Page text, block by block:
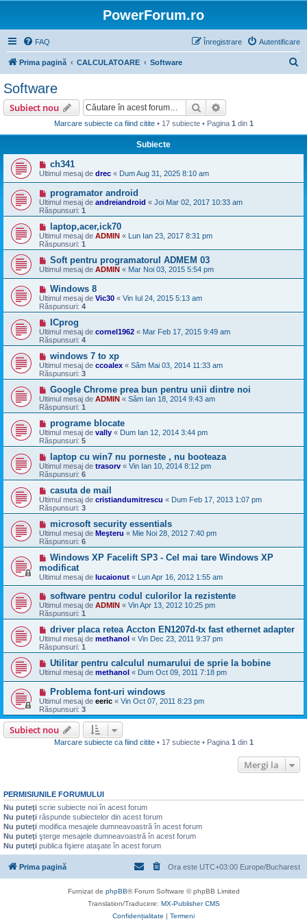
PowerForum.ro
FAQ Autentificare
Înregistrare
Prima pagină CALCULATOARE Software
Software
Subiect nou Căutare
Marcare subiecte ca fiind citite• 17 subiecte • Pagina 1 din 1
Subiecte
ch341
Ultimul mesaj de drec « Dum Aug 31, 2025 8:10 am
programator android
Ultimul mesaj de andreiandroid « Joi Mar 02, 2017 10:33 am
Răspunsuri: 1
laptop,acer,ick70
Ultimul mesaj de ADMIN « Lun Ian 23, 2017 8:31 pm
Răspunsuri: 1
Soft pentru programatorul ADMEM 03
Ultimul mesaj de ADMIN « Mar Noi 03, 2015 5:54 pm
Windows 8
Ultimul mesaj de Vic30 « Vin Iul 24, 2015 5:13 am
Răspunsuri: 4
ICprog
Ultimul mesaj de cornel1962 « Mar Feb 17, 2015 9:49 am
Răspunsuri: 4
windows 7 to xp
Ultimul mesaj de ccoalex « Sâm Mai 03, 2014 11:33 am
Răspunsuri: 3
Google Chrome prea bun pentru unii dintre noi
Ultimul mesaj de ADMIN « Sâm Ian 18, 2014 9:43 am
Răspunsuri: 1
programe blocate
Ultimul mesaj de vally « Dum Ian 12, 2014 3:44 pm
Răspunsuri: 5
laptop cu win7 nu porneste , nu booteaza
Ultimul mesaj de trasorv « Vin Ian 10, 2014 8:12 pm
Răspunsuri: 6
casuta de mail
Ultimul mesaj de cristiandumitrescu « Dum Feb 17, 2013 1:07 pm
Răspunsuri: 3
microsoft security essentials
Ultimul mesaj de Meşteru « Mie Noi 28, 2012 7:40 pm
Răspunsuri: 6
Windows XP Facelift SP3 - Cel mai tare Windows XP
modificat
Ultimul mesaj de lucaionut « Lun Apr 16, 2012 1:55 am
software pentru codul culorilor la rezistente
Ultimul mesaj de ADMIN « Vin Apr 13, 2012 10:25 pm
Răspunsuri: 1
driver placa retea Accton EN1207d-tx fast ethernet adapter
Ultimul mesaj de methanol « Vin Dec 23, 2011 9:37 pm
Răspunsuri: 1
Utilitar pentru calculul numarului de sprie la bobine
Ultimul mesaj de methanol « Dum Oct 09, 2011 7:18 pm
Problema font-uri windows
Ultimul mesaj de eeric « Vin Oct 07, 2011 8:23 pm
Răspunsuri: 3
Subiect nou
Marcare subiecte ca fiind citite• 17 subiecte • Pagina 1 din 1
Mergi la
PERMISIUNILE FORUMULUI
Nu puteţi scrie subiecte noi în acest forum
Nu puteţi răspunde subiectelor din acest forum
Nu puteţi modifica mesajele dumneavoastră în acest forum
Nu puteţi şterge mesajele dumneavoastră în acest forum
Nu puteţi publica fişiere ataşate în acest forum
Prima pagină Ora este UTC+03:00 Europe/Bucharest
Furnizat de phpBB® Forum Software © phpBB Limited
Translation/Traducere: MX-Publisher CMS
Confidențialitate | Termeni